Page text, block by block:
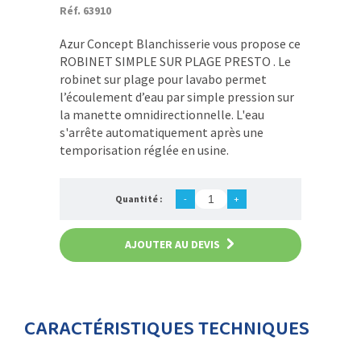
Réf. 63910
Azur Concept Blanchisserie vous propose ce
ROBINET SIMPLE SUR PLAGE PRESTO . Le
robinet sur plage pour lavabo permet
l’écoulement d’eau par simple pression sur
la manette omnidirectionnelle. L'eau
s'arrête automatiquement après une
temporisation réglée en usine.
Quantité : - +
AJOUTER AU DEVIS
CARACTÉRISTIQUES TECHNIQUES